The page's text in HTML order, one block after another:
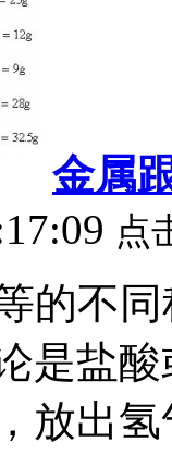
金属
点
的不
是盐
放出